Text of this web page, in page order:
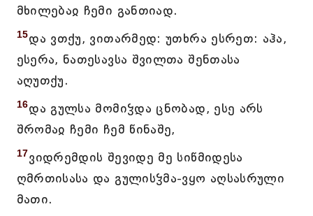
მხილებაჲ ჩემი განთიად.
15და ვთქუ, ვითარმედ: უთხრა ესრეთ: აჰა,
ესერა, ნათესავსა შვილთა შენთასა
აღუთქუ.
16და გულსა მომიჴდა ცნობად, ესე არს
შრომაჲ ჩემი ჩემ წინაშე,
17ვიდრემდის შევიდე მე სიწმიდესა
ღმრთისასა და გულისჴმა-ვყო აღსასრული
მათი.